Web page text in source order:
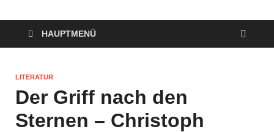
HAUPTMENÜ
LITERATUR
Der Griff nach den
Sternen – Christoph